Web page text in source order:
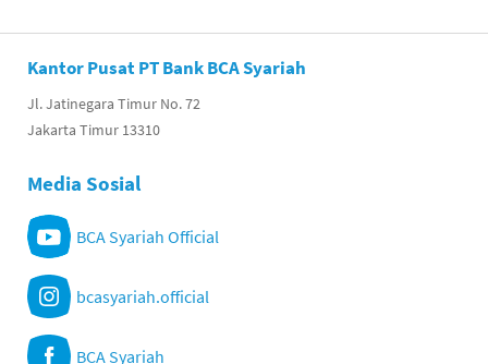
Kantor Pusat PT Bank BCA Syariah
Jl. Jatinegara Timur No. 72
Jakarta Timur 13310
Media Sosial
BCA Syariah Official
bcasyariah.official
BCA Syariah